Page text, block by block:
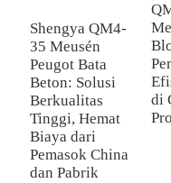
Shengya QM4-
35 Meusén
Peugot Bata
Beton: Solusi
Berkualitas
Tinggi, Hemat
Biaya dari
Pemasok China
dan Pabrik
di